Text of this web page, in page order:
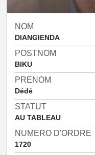
NOM
DIANGIENDA
POSTNOM
BIKU
PRENOM
Dédé
STATUT
AU TABLEAU
NUMERO D'ORDRE
1720